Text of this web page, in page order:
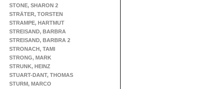
STONE, SHARON 2
STRÄTER, TORSTEN
STRAMPE, HARTMUT
STREISAND, BARBRA
STREISAND, BARBRA 2
STRONACH, TAMI
STRONG, MARK
STRUNK, HEINZ
STUART-DANT, THOMAS
STURM, MARCO